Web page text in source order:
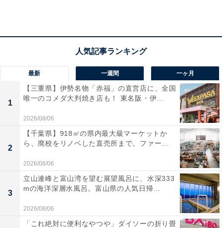
『玉輿記』は後世の編纂物であるため、信憑性は高くな
いともされていますが、現在ではそれが通説となってい
ます。
最新 一週間 一ヶ月
1
【三重県】伊勢名物「赤福」の直営店に、全国
唯一のコメダ大判焼き店も！ 東名阪・伊...
2026/08/06
2
【千葉県】918㎡の県内最大級マーケットか
ら、廃校をリノベした直売所まで。ファー...
2026/08/06
3
立山連峰と富山湾を望む展望風呂に、水深333
mの海洋深層水風呂。富山県の人気日帰...
2026/08/06
「これ絶対に便利なやつや」ダイソーの折り畳